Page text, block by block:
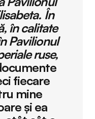
În
în calitate
Pavilionul
ruse,
fiecare
mine
și ea